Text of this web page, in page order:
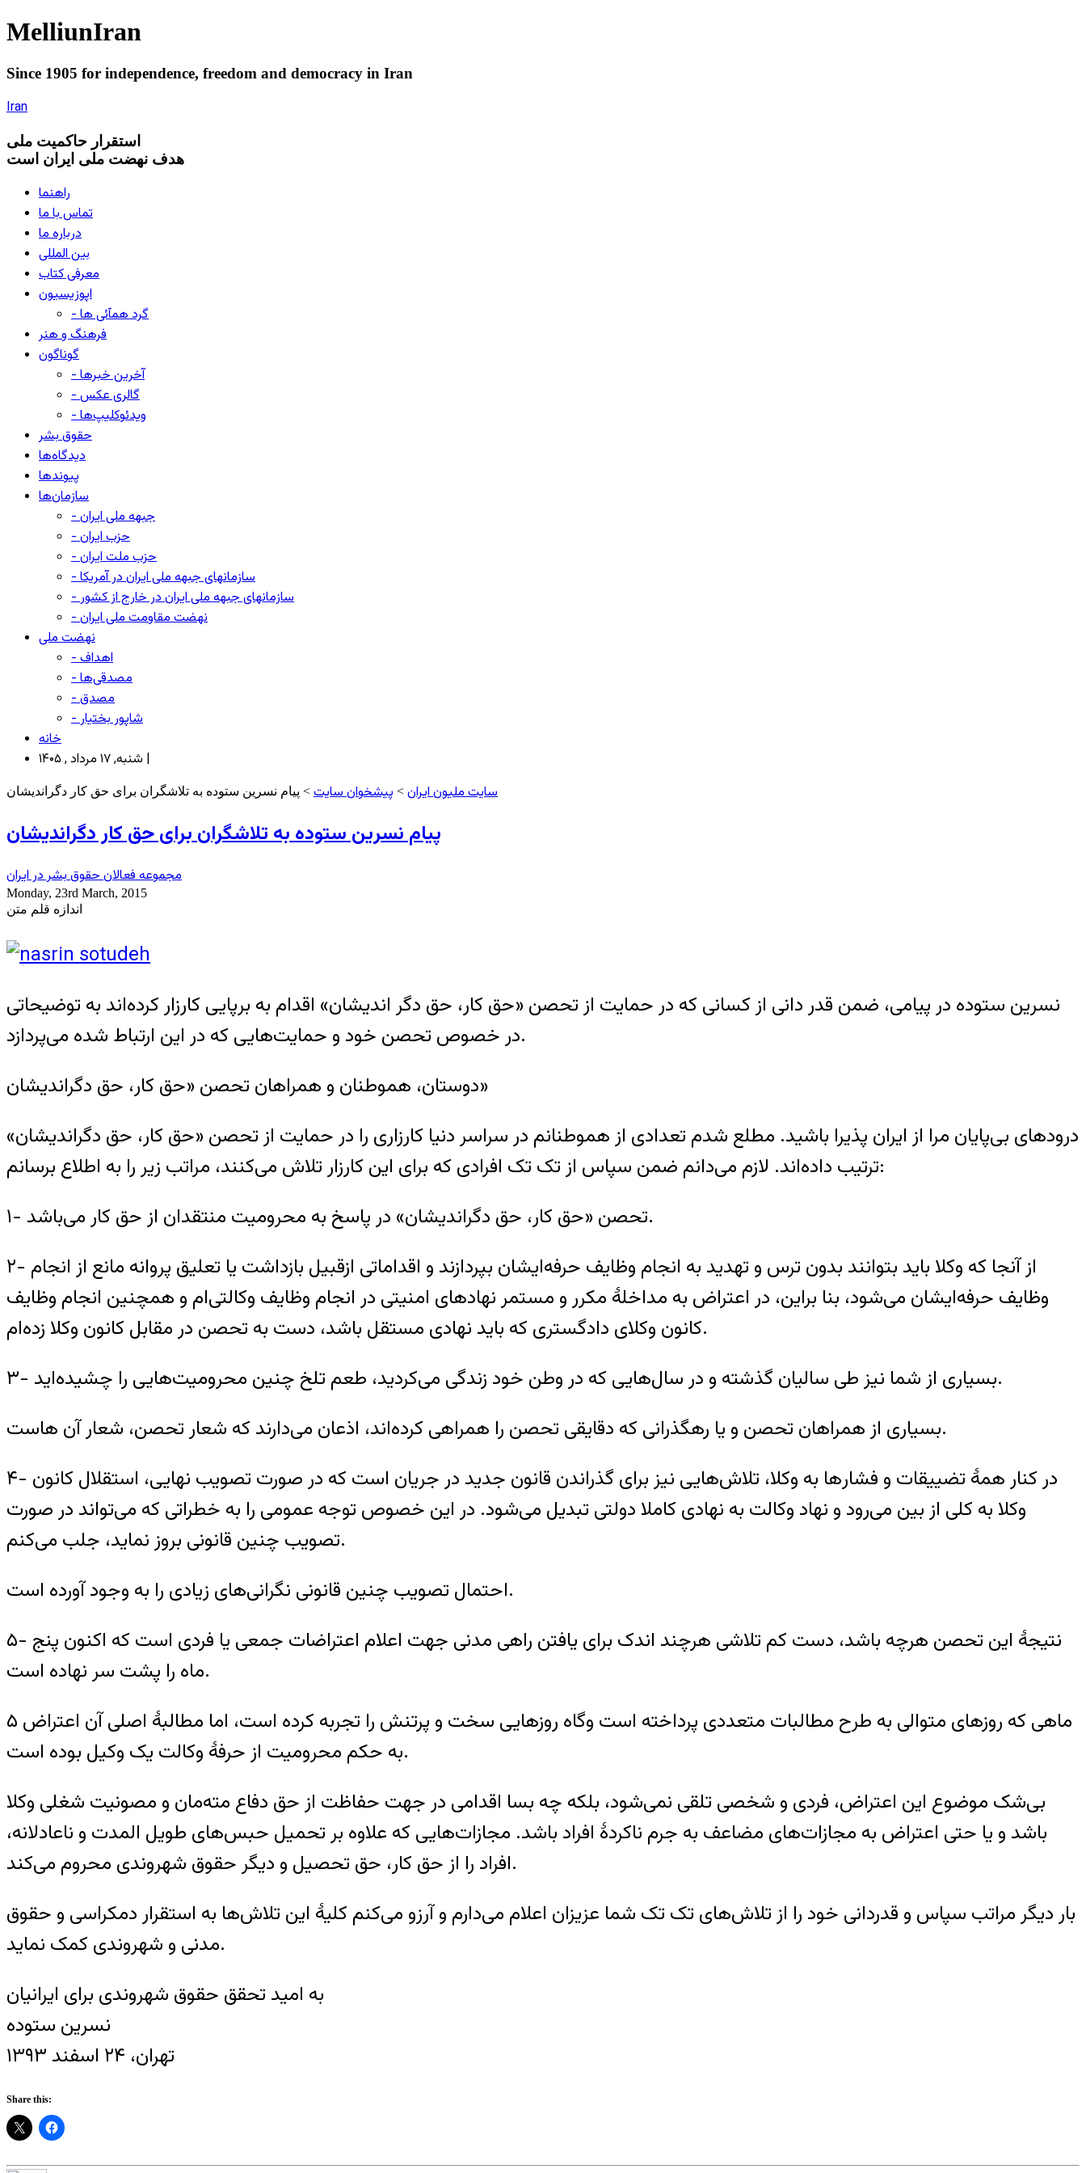
MelliunIran
Since 1905 for independence, freedom and democracy in Iran
Iran
استقرار حاکميت ملی
هدف نهضت ملی ایران است
راهنما
تماس با ما
درباره ما
بین المللی
معرفی کتاب
اپوزیسیون
- گرد همآئی ها
فرهنگ و هنر
گوناگون
- آخرین خبرها
- گالری عکس
- ویدئوکلیپ‌ها
حقوق بشر
دیدگاه‌ها
پیوندها
سازمان‌ها
- جبهه ملی ایران
- حزب ایران
- حزب ملت ایران
- سازمانهای جبهه ملی ایران در آمریکا
- سازمانهای جبهه ملی ایران در خارج از کشور
- نهضت مقاومت ملی ایران
نهضت ملی
- اهداف
- مصدقی‌ها
- مصدق
- شاپور بختیار
خانه
شنبه, ۱۷ مرداد , ۱۴۰۵ |
سایت ملیون ایران > پیشخوان سایت > پیام نسرین ستوده به تلاشگران برای حق کار دگراندیشان
پیام نسرین ستوده به تلاشگران برای حق کار دگراندیشان
مجموعه فعالان حقوق بشر در ایران
Monday, 23rd March, 2015
اندازه قلم متن
نسرین ستوده در پیامی، ضمن قدر دانی از کسانی که در حمایت از تحصن «حق کار، حق دگر اندیشان» اقدام به برپایی کارزار کرده‌اند به توضیحاتی
در خصوص تحصن خود و حمایت‌هایی که در این ارتباط شده می‌پردازد.
دوستان، هموطنان و همراهان تحصن «حق کار، حق دگراندیشان»
درودهای بی‌پایان مرا از ایران پذیرا باشید. مطلع شدم تعدادی از هموطنانم در سراسر دنیا کارزاری را در حمایت از تحصن «حق کار، حق دگراندیشان»
ترتیب داده‌اند. لازم می‌دانم ضمن سپاس از تک تک افرادی که برای این کارزار تلاش می‌کنند، مراتب زیر را به اطلاع برسانم:
۱- تحصن «حق کار، حق دگراندیشان» در پاسخ به محرومیت منتقدان از حق کار می‌باشد‌.
۲- از آنجا که وکلا باید بتوانند بدون ترس و تهدید به انجام وظایف حرفه‌ایشان بپردازند و اقداماتی ازقبیل بازداشت یا تعلیق پروانه مانع از انجام
وظایف حرفه‌ایشان می‌شود، بنا براین، در اعتراض به مداخلهٔ مکرر و مستمر نهادهای امنیتی در انجام وظایف وکالتی‌ام و همچنین انجام وظایف
کانون وکلای دادگستری که باید نهادی مستقل باشد، دست به تحصن در مقابل کانون وکلا زده‌ام.
۳- بسیاری از شما نیز طی سالیان گذشته و در سال‌هایی که در وطن خود زندگی می‌کردید، طعم تلخ چنین محرومیت‌هایی را چشیده‌اید.
بسیاری از همراهان تحصن و یا رهگذرانی که دقایقی تحصن را همراهی کرده‌اند، اذعان می‌دارند که شعار تحصن، شعار آن هاست.
۴- در کنار همهٔ تضییقات و فشار‌ها به وکلا، تلاش‌هایی نیز برای گذراندن قانون جدید در جریان است که در صورت تصویب نهایی، استقلال کانون
وکلا به کلی از بین می‌رود و نهاد وکالت به نهادی کاملا دولتی تبدیل می‌شود. در این خصوص توجه عمومی را به خطراتی که می‌تواند در صورت
تصویب چنین قانونی بروز نماید، جلب می‌کنم.
احتمال تصویب چنین قانونی نگرانی‌های زیادی را به وجود آورده است.
۵- نتیجهٔ این تحصن هرچه باشد، دست کم تلاشی هرچند اندک برای یافتن راهی مدنی جهت اعلام اعتراضات جمعی یا فردی است که اکنون پنج
ماه را پشت سر نهاده است.
۵ ماهی که روزهای متوالی به طرح مطالبات متعددی پرداخته است و‌گاه روزهایی سخت و پرتنش را تجربه کرده است، اما مطالبهٔ اصلی آن اعتراض
به حکم محرومیت از حرفهٔ وکالت یک وکیل بوده است.
بی‌شک موضوع این اعتراض، فردی و شخصی تلقی نمی‌شود، بلکه چه بسا اقدامی در جهت حفاظت از حق دفاع مته‌مان و مصونیت شغلی وکلا
باشد و یا حتی اعتراض به مجازات‌های مضاعف به جرم ناکردهٔ افراد باشد. مجازات‌هایی که علاوه بر تحمیل حبس‌های طویل المدت و نا‌عادلانه،
افراد را از حق کار، حق تحصیل و دیگر حقوق شهروندی محروم می‌کند.
بار دیگر مراتب سپاس و قدردانی خود را از تلاش‌های تک تک شما عزیزان اعلام می‌دارم و آرزو می‌کنم کلیهٔ این تلاش‌ها به استقرار دمکراسی و حقوق
مدنی و شهروندی کمک نماید.
به امید تحقق حقوق شهروندی برای ایرانیان
نسرین ستوده
تهران، ۲۴ اسفند ۱۳۹۳
Share this: